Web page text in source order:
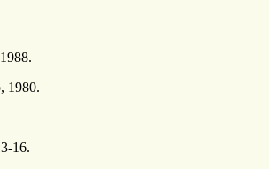
1980.
16.